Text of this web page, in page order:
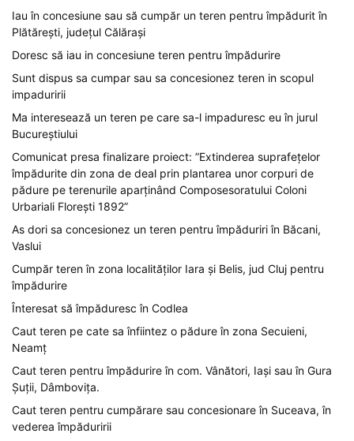
Iau în concesiune sau să cumpăr un teren pentru împădurit în
Plătărești, județul Călărași
Doresc să iau in concesiune teren pentru împădurire
Sunt dispus sa cumpar sau sa concesionez teren in scopul
impaduririi
Ma interesează un teren pe care sa-l impaduresc eu în jurul
Bucureștiului
Comunicat presa finalizare proiect: ”Extinderea suprafețelor
împădurite din zona de deal prin plantarea unor corpuri de
pădure pe terenurile aparținând Composesoratului Coloni
Urbariali Florești 1892”
As dori sa concesionez un teren pentru împăduriri în Băcani,
Vaslui
Cumpăr teren în zona localităților Iara și Belis, jud Cluj pentru
împădurire
Înteresat să împăduresc în Codlea
Caut teren pe cate sa înfiintez o pădure în zona Secuieni,
Neamț
Caut teren pentru împădurire în com. Vânători, Iași sau în Gura
Șuții, Dâmbovița.
Caut teren pentru cumpărare sau concesionare în Suceava, în
vederea împăduririi